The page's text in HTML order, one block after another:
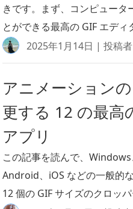
きです。まず、コンピュータ
とができる最高の GIF エディ
2025年1月14日 | 投稿者
アニメーション
更する 12 の最高
アプリ
この記事を読んで、Windows
Android、iOS などの一般的
12 個の GIF サイズのクロッ